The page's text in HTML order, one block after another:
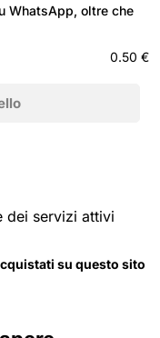
WhatsApp, oltre che
0.50 €
dei servizi attivi
su questo sito